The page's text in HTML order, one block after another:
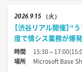
20269.15 （火）
【渋谷リアル開催】“
度で情シス業務が爆
時間
15:30～
場所
Microsoft Base